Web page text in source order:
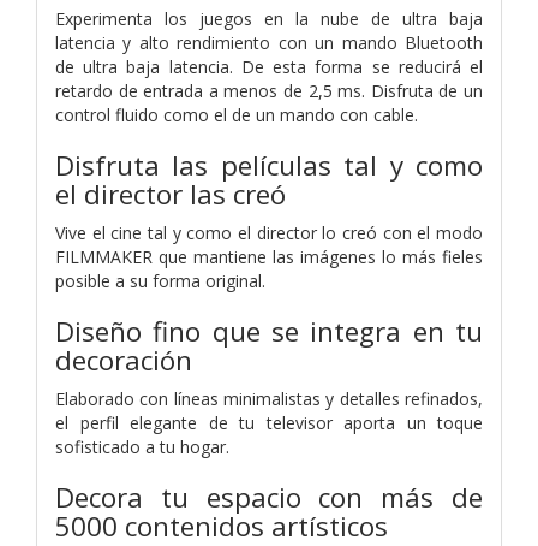
Experimenta los juegos en la nube de ultra baja
latencia y alto rendimiento con un mando Bluetooth
de ultra baja latencia. De esta forma se reducirá el
retardo de entrada a menos de 2,5 ms. Disfruta de un
control fluido como el de un mando con cable.
Disfruta las películas tal y como
el director las creó
Vive el cine tal y como el director lo creó con el modo
FILMMAKER que mantiene las imágenes lo más fieles
posible a su forma original.
Diseño fino que se integra en tu
decoración
Elaborado con líneas minimalistas y detalles refinados,
el perfil elegante de tu televisor aporta un toque
sofisticado a tu hogar.
Decora tu espacio con más de
5000 contenidos artísticos